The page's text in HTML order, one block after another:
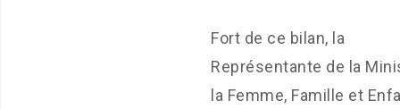
Fort de ce bilan, la
Représentante de la
la Femme, Famille et